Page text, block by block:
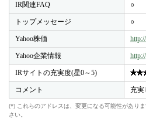
IR関連FAQ ○
トップメッセージ ○
Yahoo株価
Yahoo企業情報
IRサイトの充実度(星0～5)
コメント 充
(*) これらのアドレスは、変更になる可能性があり
さい。